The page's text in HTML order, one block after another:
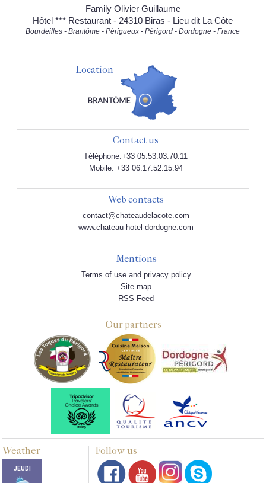
Family Olivier Guillaume
Hôtel *** Restaurant - 24310 Biras - Lieu dit La Côte
Bourdeilles - Brantôme - Périgueux - Périgord - Dordogne - France
Location
Contact us
Téléphone:+33 05.53.03.70.11
Mobile: +33 06.17.52.15.94
Web contacts
contact@chateaudelacote.com
www.chateau-hotel-dordogne.com
Mentions
Terms of use and privacy policy
Site map
RSS Feed
Our partners
Weather Follow us